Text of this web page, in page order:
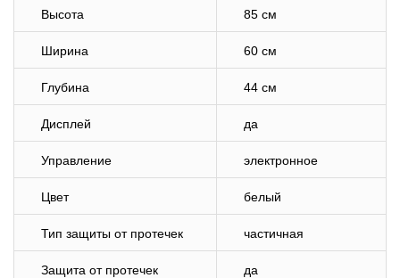
Высота 85 см
Ширина 60 см
Глубина 44 см
Дисплей да
Управление электронное
Цвет белый
Тип защиты от протечек частичная
Защита от протечек да